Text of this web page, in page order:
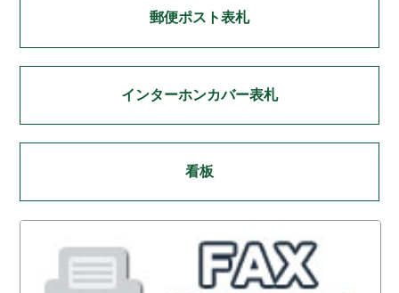
郵便ポスト表札
インターホンカバー表札
看板